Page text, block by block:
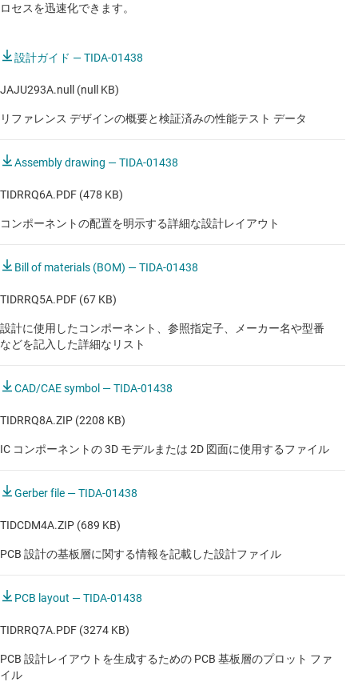
LVDT 圧力トランスミッタ
コリオリ流量トランスミッタ
コリオリ流量トランスミッタ
コリオリ流量トランスミッタ
シリコン圧力トランスミッタ
シリコン圧力トランスミッタ
シングル・ボード・コンピュータ
スタンドアロン・リモート IO
ソース・メジャー・ユニット（SMU）
バッテリ セルの形成とテスト機器
バッテリ セルの形成とテスト機器
パワー・コンディショニング
パワー・コンディショニング
ロセスを迅速化できます。
設計ガイド — TIDA-01438
JAJU293A.null (null KB)
リファレンス デザインの概要と検証済みの性能テスト データ
Assembly drawing — TIDA-01438
TIDRRQ6A.PDF (478 KB)
コンポーネントの配置を明示する詳細な設計レイアウト
Bill of materials (BOM) — TIDA-01438
TIDRRQ5A.PDF (67 KB)
設計に使用したコンポーネント、参照指定子、メーカー名や型番
などを記入した詳細なリスト
CAD/CAE symbol — TIDA-01438
TIDRRQ8A.ZIP (2208 KB)
IC コンポーネントの 3D モデルまたは 2D 図面に使用するファイル
Gerber file — TIDA-01438
TIDCDM4A.ZIP (689 KB)
PCB 設計の基板層に関する情報を記載した設計ファイル
PCB layout — TIDA-01438
TIDRRQ7A.PDF (3274 KB)
PCB 設計レイアウトを生成するための PCB 基板層のプロット ファ
イル